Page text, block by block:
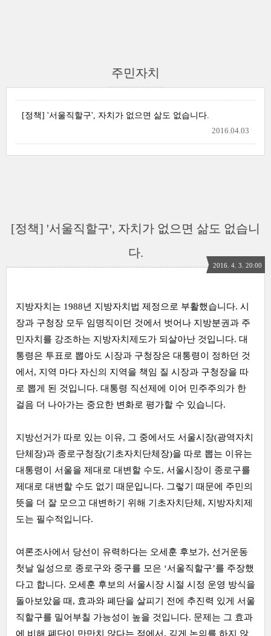
주민자치
[정책] '서울직할구', 자치가 없으면 삶도 없습니다.
2016.04.03
[정책] '서울직할구', 자치가 없으면 삶도 없습니
다.
2016. 4. 3. 20:00
지방자치는 1988년 지방자치법 제정으로 부활했습니다. 시
장과 구청장 모두 임명직이던 것에서 벗어나 지방분권과 주
민자치를 강조하는 지방자치제도가 되살아난 것입니다. 대
통령은 투표로 뽑아도 시장과 구청장은 대통령이 정하던 것
에서, 지역 마다 자신의 지역을 책임 질 시장과 구청장을 따
로 뽑게 된 것입니다. 대통령 직선제에 이어 민주주의가 한
걸음 더 나아가는 중요한 변화로 평가할 수 있습니다.
지방선거가 따로 있는 이유, 그 중에서도 서울시장(광역자치
단체장)과 종로구청장(기초자치단체장)을 따로 뽑는 이유는
대통령이 서울을 제대로 대변할 수도, 서울시장이 종로구를
제대로 대변할 수도 없기 때문입니다. 그렇기 때문에 주민의
뜻을 더 잘 모으고 대변하기 위해 기초자치단체, 지방자치제
도는 필수적입니다.
여론조사에서 당선이 유력하다는 오세훈 후보가, 선거운동
첫날 일성으로 종로구와 중구를 모은 ‘서울직할구’를 주장했
다고 합니다. 오세훈 후보의 서울시장 시절 시정 운영 방식을
돌아보았을 때, 효과와 폐단을 살피기 전에 추진력 있게 서울
직할구를 밀어부칠 가능성이 높을 것입니다. 문제는 그 효과
에 비해 폐단이 만만치 않다는 점에서, 깊게 논의를 하지 않